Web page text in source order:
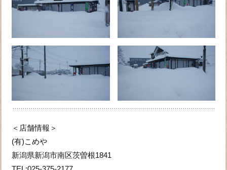
＜店舗情報＞
(有)こめや
新潟県新潟市南区茨曽根1841